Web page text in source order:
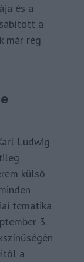
és a
a
már rég
Ludwig
külső
tematika
3.
a